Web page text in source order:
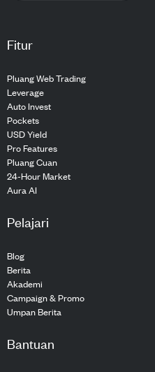
Fitur
Pluang Web Trading
Leverage
Auto Invest
Pockets
USD Yield
Pro Features
Pluang Cuan
24-Hour Market
Aura AI
Pelajari
Blog
Berita
Akademi
Campaign & Promo
Umpan Berita
Bantuan